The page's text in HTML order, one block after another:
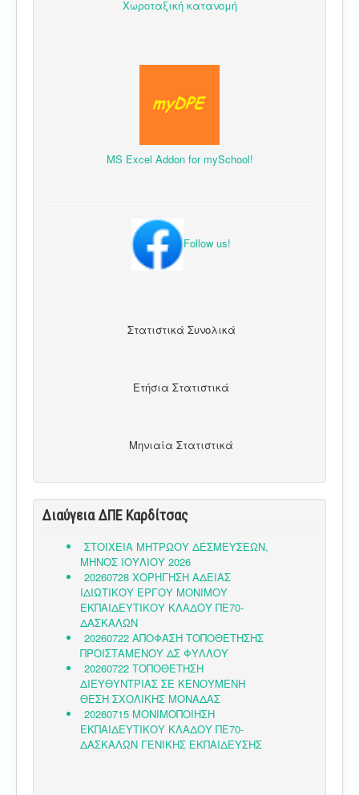
Χωροταξική κατανομή
MS Excel Addon for mySchool!
Follow us!
Στατιστικά Συνολικά
Ετήσια Στατιστικά
Μηνιαία Στατιστικά
Διαύγεια ΔΠΕ Καρδίτσας